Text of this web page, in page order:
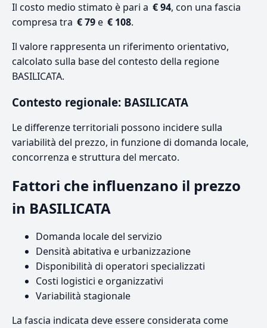
Il costo medio stimato è pari a € 94, con una fascia
compresa tra € 79e € 108.
Il valore rappresenta un riferimento orientativo,
calcolato sulla base del contesto della regione
BASILICATA.
Contesto regionale: BASILICATA
Le differenze territoriali possono incidere sulla
variabilità del prezzo, in funzione di domanda locale,
concorrenza e struttura del mercato.
Fattori che influenzano il prezzo
in BASILICATA
Domanda locale del servizio
Densità abitativa e urbanizzazione
Disponibilità di operatori specializzati
Costi logistici e organizzativi
Variabilità stagionale
La fascia indicata deve essere considerata come